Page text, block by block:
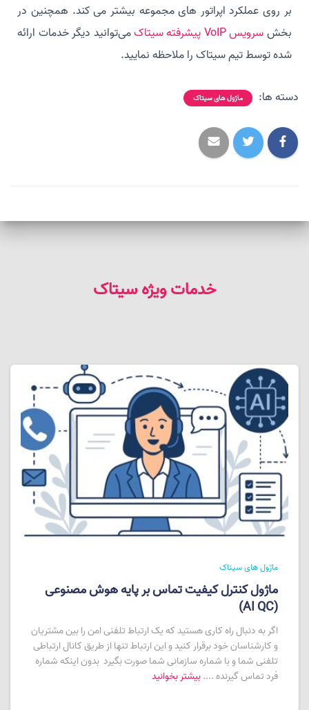
بر روی عملکرد اپراتور های مجموعه بیشتر می کند. همچنین در
بخش سرویس VoIP پیشرفته سیتاک
می‌توانید دیگر خدمات ارائه
شده توسط تیم سیتاک را ملاحظه نمایید.
دسته ها: ماژول های سیتاک
خدمات ویژه سیتاک
ماژول های سیتاک
ماژول کنترل کیفیت تماس بر پایه هوش مصنوعی
(AI QC)
اگر به دنبال راه کاری هستید که یک ارتباط تلفنی امن را بین مشتریان
و کارشناسان خود برقرار کنید و این ارتباط تنها از طریق کانال ارتباطی
تلفنی شما و با شماره سازمانی شما صورت بگیرد بدون اینکه شماره
فرد تماس گیرنده .... بیشتر بخوانید